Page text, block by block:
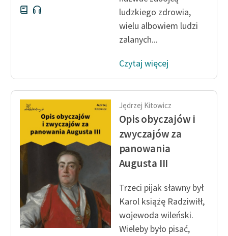
ludzkiego zdrowia,
wielu albowiem ludzi
zalanych...
Czytaj więcej
Jędrzej Kitowicz
Opis obyczajów i
zwyczajów za
panowania
Augusta III
Trzeci pijak sławny był
Karol książę Radziwiłł,
wojewoda wileński.
Wieleby było pisać,